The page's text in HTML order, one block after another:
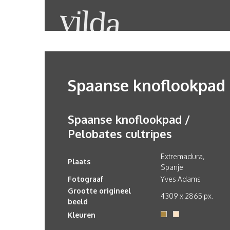
Spaanse knoflookpad
Spaanse knoflookpad /
Pelobates cultripes
Plaats
Extremadura,
Spanje
Fotograaf
Yves Adams
Grootte origineel
beeld
4309 x 2865 px.
Kleuren